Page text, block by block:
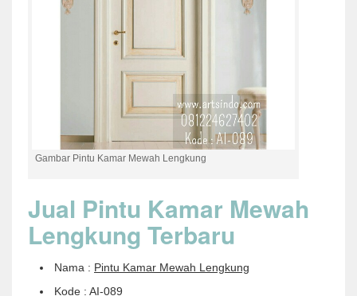
Gambar Pintu Kamar Mewah Lengkung
Jual Pintu Kamar Mewah
Lengkung Terbaru
Nama : Pintu Kamar Mewah Lengkung
Kode : AI-089